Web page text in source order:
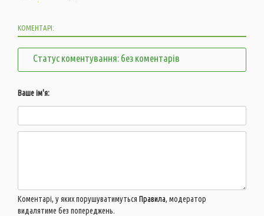
КОМЕНТАРІ:
Статус коментування: без коментарів
Ваше ім'я:
Коментарі, у яких порушуватимуться Правила, модератор
видалятиме без попереджень.